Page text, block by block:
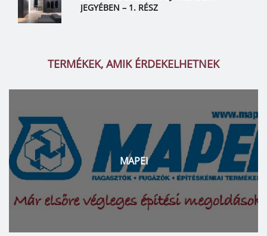
JEGYÉBEN – 1. RÉSZ
TERMÉKEK, AMIK ÉRDEKELHETNEK
MAPEI